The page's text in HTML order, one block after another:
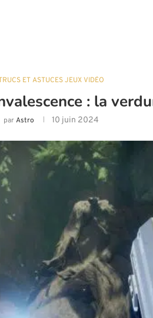
ET ASTUCES JEUX VIDÉO
: la
parAstro 10 juin 2024